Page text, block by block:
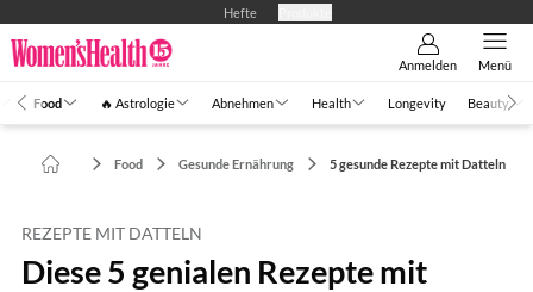
Hefte
Anmelden Menü
Food 🔥 Astrologie Abnehmen Health Longevity Beauty
Food Gesunde Ernährung 5 gesunde Rezepte mit Datteln
REZEPTE MIT DATTELN
Diese 5 genialen Rezepte mit